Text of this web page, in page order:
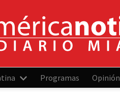
Programas Opinión